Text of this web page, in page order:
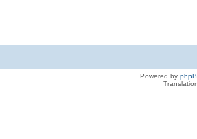
Powered by